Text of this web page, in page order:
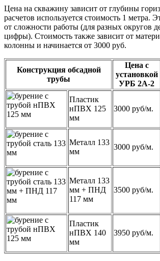
Цена на скважину зависит от глубины
расчетов используется стоимость 1 метра.
от сложности работы (для разных округов
цифры). Стоимость также зависит от
колонны и начинается от 3000 руб.
Конструкция обсадной
трубы
Цена с
установкой
УРБ 2А-2
Пластик
нПВХ 125
мм
3000 руб/м.
Металл 133
мм
3000 руб/м.
Металл 133
мм + ПНД
117 мм
3500 руб/м.
Пластик
нПВХ 140
мм
3950 руб/м.